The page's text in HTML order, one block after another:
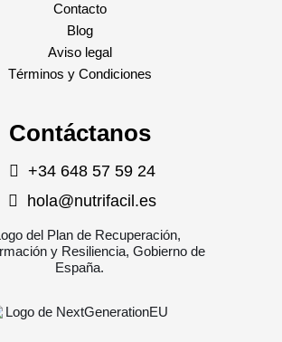
Contacto
Blog
Aviso legal
Términos y Condiciones
Contáctanos
+34 648 57 59 24
hola@nutrifacil.es